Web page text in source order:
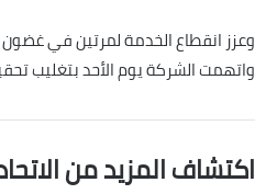
وعزز انقطاع الخدمة لمرتين في
واتهمت الشركة يوم الأحد بتغليب
اكتشاف المزيد من